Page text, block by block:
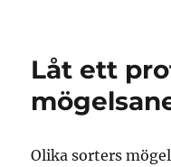
Låt ett
Olika sorters